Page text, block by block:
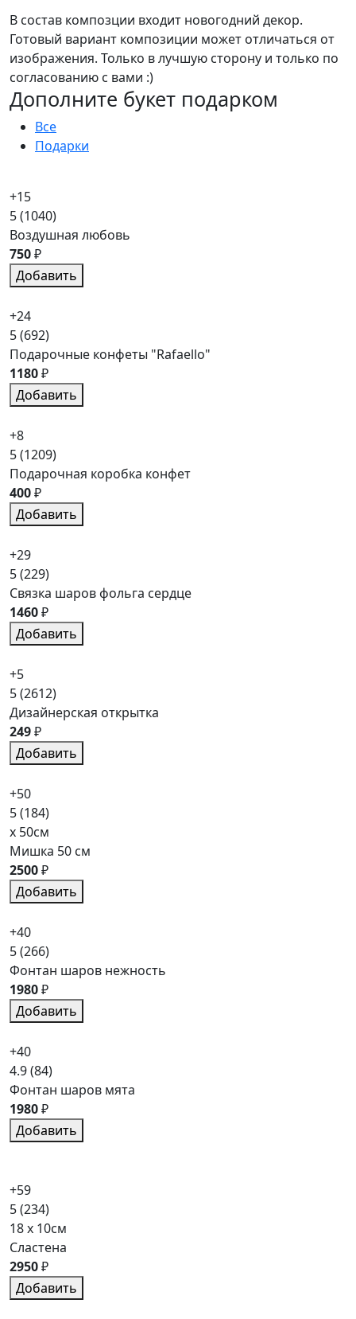
В состав композции входит новогодний декор.
Готовый вариант композиции может отличаться от
изображения. Только в лучшую сторону и только по
согласованию с вами :)
Дополните букет подарком
Все
Подарки
+15
5(1040)
Воздушная любовь
750₽
Добавить
+24
5(692)
Подарочные конфеты "Rafaello"
1180₽
Добавить
+8
5(1209)
Подарочная коробка конфет
400₽
Добавить
+29
5(229)
Связка шаров фольга сердце
1460₽
Добавить
+5
5(2612)
Дизайнерская открытка
249₽
Добавить
+50
5(184)
x 50см
Мишка 50 см
2500₽
Добавить
+40
5(266)
Фонтан шаров нежность
1980₽
Добавить
+40
4.9(84)
Фонтан шаров мята
1980₽
Добавить
+59
5(234)
18 x 10см
Сластена
2950₽
Добавить